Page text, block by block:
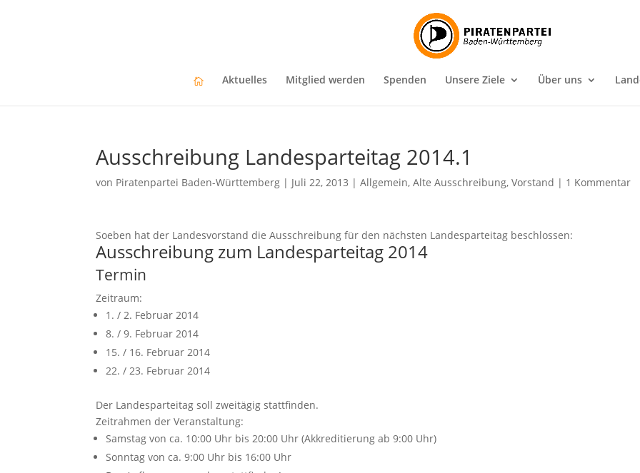
Aktuelles Mitglied werden Spenden Unsere Ziele Über uns
Ausschreibung Landesparteitag 2014.1
von Piratenpartei Baden-Württemberg | Juli 22, 2013 |Allgemein,Alte Ausschreibung,Vorstand | 1 Kommentar
Soeben hat der Landesvorstand die Ausschreibung für den nächsten Landesparteitag beschlossen:
Ausschreibung zum Landesparteitag 2014
Termin
Zeitraum:
1. / 2. Februar 2014
8. / 9. Februar 2014
15. / 16. Februar 2014
22. / 23. Februar 2014
Der Landesparteitag soll zweitägig stattfinden.
Zeitrahmen der Veranstaltung:
Samstag von ca. 10:00 Uhr bis 20:00 Uhr (Akkreditierung ab 9:00 Uhr)
Sonntag von ca. 9:00 Uhr bis 16:00 Uhr